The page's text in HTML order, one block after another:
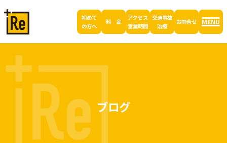
初めて
の方へ
料 金
アクセス
営業時間
交通事故
治療
お問合せ MENU
ブログ